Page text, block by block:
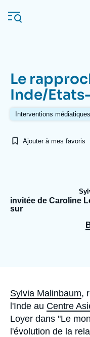
au
contenu
Navigation
principale
L'Ifri
Analyses
Le
Inde/
Interventions médiatiques
Ajouter à mes favoris
invitée de Caroline
sur
Accroche
Sylvia Malinbaum,
l'Inde au Centre
Loyer dans "Le
l'évolution de la